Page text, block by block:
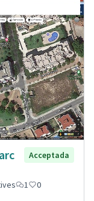
Acceptada
1 0